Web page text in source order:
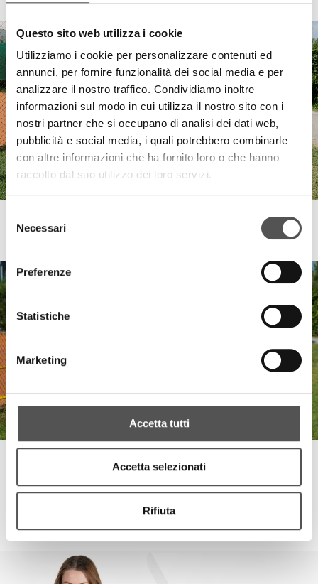
Questo sito web utilizza i cookie
Utilizziamo i cookie per personalizzare contenuti ed
annunci, per fornire funzionalità dei social media e per
analizzare il nostro traffico. Condividiamo inoltre
informazioni sul modo in cui utilizza il nostro sito con i
nostri partner che si occupano di analisi dei dati web,
pubblicità e social media, i quali potrebbero combinarle
con altre informazioni che ha fornito loro o che hanno
raccolto dal suo utilizzo dei loro servizi.
delNecessari
Preferenze
Statistiche
Marketing
Accetta tutti
Accetta selezionati
Rifiuta
FinecoBank
SIGLACOM